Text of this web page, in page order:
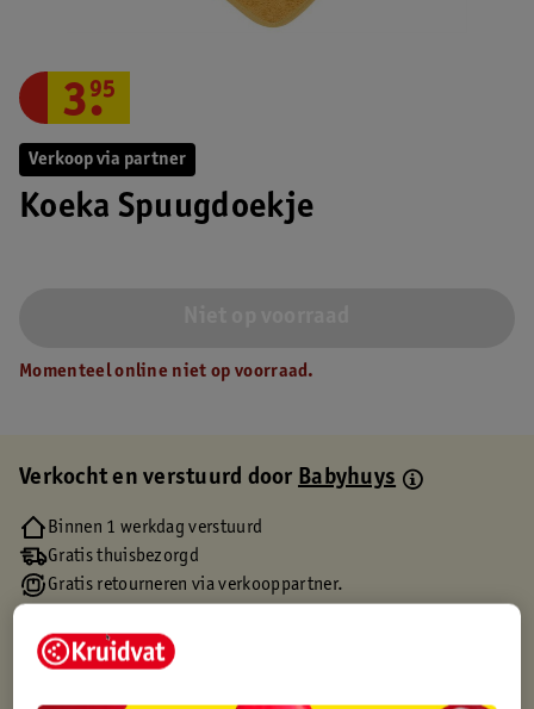
Verkoop via partner
Koeka Spuugdoekje
3.
95
Momenteel online niet op voorraad.
Verkocht en verstuurd doorBabyhuys
Binnen 1 werkdag verstuurd
Gratis thuisbezorgd
Gratis retourneren via verkooppartner.